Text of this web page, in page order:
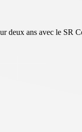
deux ans avec le